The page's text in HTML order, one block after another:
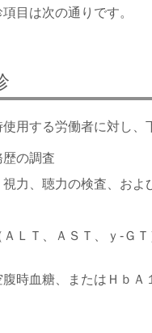
目は次の通りです。
用する労働者に対し、
歴の調査
力、聴力の検査、およ
ＬＴ、ＡＳＴ、ｙ‐ＧＴ
時血糖、またはＨｂＡ